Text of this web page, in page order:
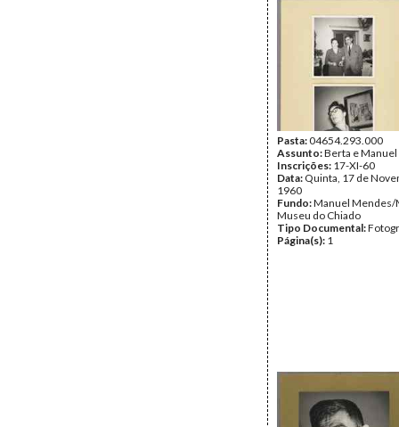
Pasta:04654.293.000
Assunto:Berta e
Inscrições: 17-XI-60
Data: Quinta, 17 de
1960
Fundo:Manuel Mendes/
Museu do Chiado
Tipo Documental:
Página(s): 1